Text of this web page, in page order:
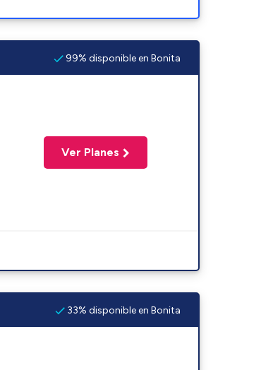
99% disponible en Bonita
Ver Planes
33% disponible en Bonita